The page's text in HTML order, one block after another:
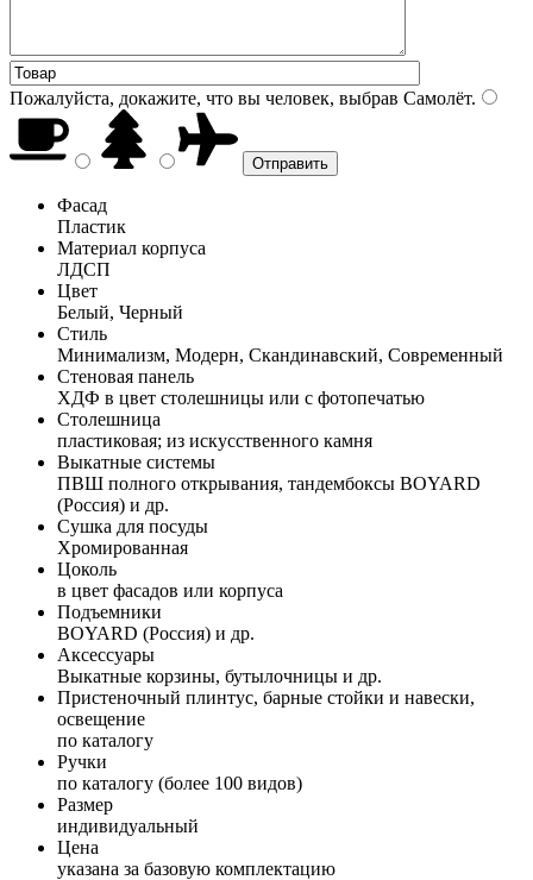
Пожалуйста, докажите, что вы человек, выбрав Самолёт.
Фасад
Пластик
Материал корпуса
ЛДСП
Цвет
Белый, Черный
Стиль
Минимализм, Модерн, Скандинавский, Современный
Стеновая панель
ХДФ в цвет столешницы или с фотопечатью
Столешница
пластиковая; из искусственного камня
Выкатные системы
ПВШ полного открывания, тандембоксы BOYARD
(Россия) и др.
Сушка для посуды
Хромированная
Цоколь
в цвет фасадов или корпуса
Подъемники
BOYARD (Россия) и др.
Аксессуары
Выкатные корзины, бутылочницы и др.
Пристеночный плинтус, барные стойки и навески,
освещение
по каталогу
Ручки
по каталогу (более 100 видов)
Размер
индивидуальный
Цена
указана за базовую комплектацию